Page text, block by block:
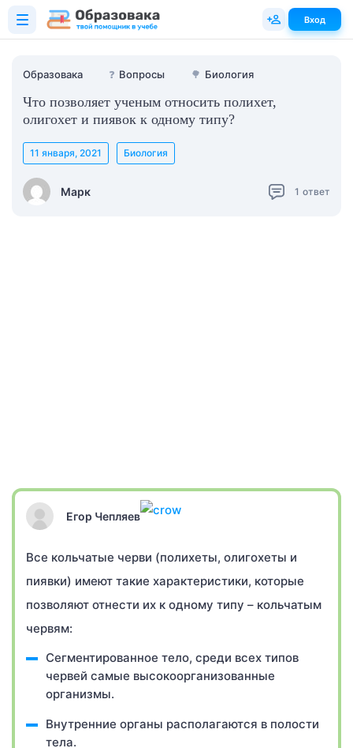
Образовака ❓ Вопросы 🌳 Биология
Что позволяет ученым относить полихет,
олигохет и пиявок к одному типу?
Марк
11 января, 2021 Биология
1 ответ
Егор Чепляев
Все кольчатые черви (полихеты, олигохеты и
пиявки) имеют такие характеристики, которые
позволяют отнести их к одному типу – кольчатым
червям:
Сегментированное тело, среди всех типов
червей самые высокоорганизованные
организмы.
Внутренние органы располагаются в полости
тела.
Вход